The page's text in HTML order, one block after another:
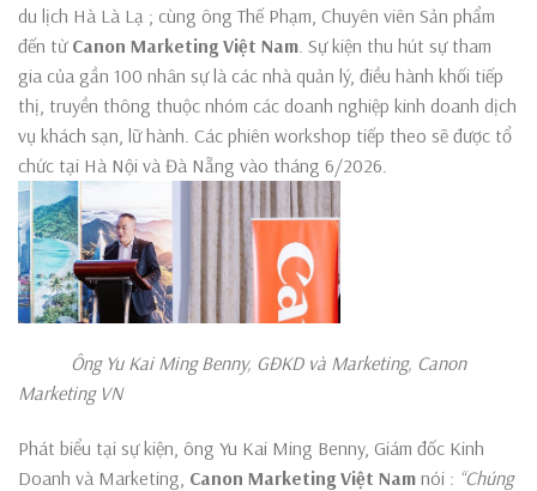
du lịch Hà Là Lạ ; cùng ông Thế Phạm, Chuyên viên Sản phẩm
đến từ Canon Marketing Việt Nam. Sự kiện thu hút sự tham
gia của gần 100 nhân sự là các nhà quản lý, điều hành khối tiếp
thị, truyền thông thuộc nhóm các doanh nghiệp kinh doanh dịch
vụ khách sạn, lữ hành. Các phiên workshop tiếp theo sẽ được tổ
chức tại Hà Nội và Đà Nẵng vào tháng 6/2026.
Ông Yu Kai Ming Benny, GĐKD và Marketing, Canon
Marketing VN
Phát biểu tại sự kiện, ông Yu Kai Ming Benny, Giám đốc Kinh
Doanh và Marketing, Canon Marketing Việt Nam nói : “Chúng